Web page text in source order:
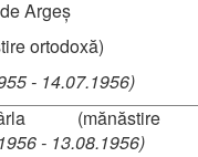
Argeș
ortodoxă)
- 14.07.1956)
(mănăstire
- 13.08.1956)